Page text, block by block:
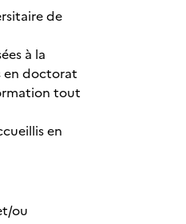
de
à la
en doctorat
tout
en
ou